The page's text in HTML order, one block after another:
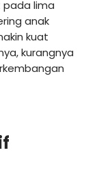
lima
anak
kuat
kurangnya